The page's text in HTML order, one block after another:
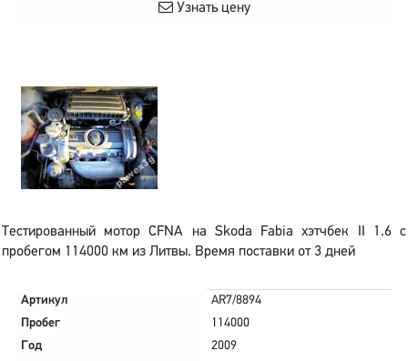
Узнать цену
Тестированный мотор CFNA на Skoda Fabia хэтчбек II 1.6 с
пробегом 114000 км из Литвы. Время поставки от 3 дней
Артикул
AR7/8894
Пробег
114000
Год
2009